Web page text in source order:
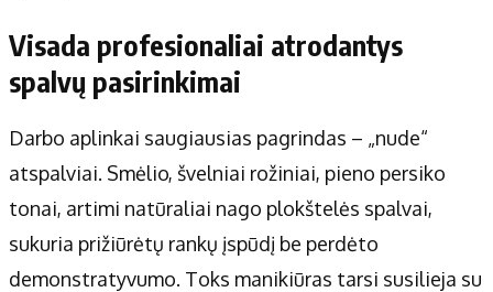
Visada profesionaliai atrodantys
spalvų pasirinkimai
Darbo aplinkai saugiausias pagrindas – „nude“
atspalviai. Smėlio, švelniai rožiniai, pieno persiko
tonai, artimi natūraliai nago plokštelės spalvai,
sukuria prižiūrėtų rankų įspūdį be perdėto
demonstratyvumo. Toks manikiūras tarsi susilieja su